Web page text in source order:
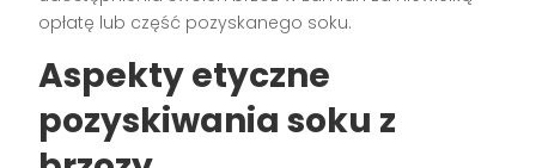
opłatę lub część pozyskanego soku.
Aspekty etyczne
pozyskiwania soku z